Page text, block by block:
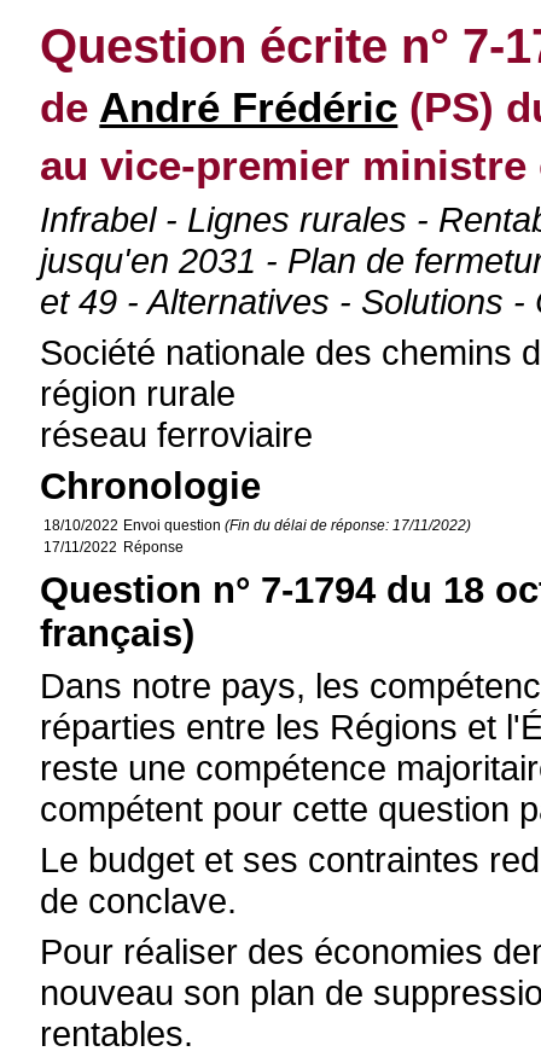
Question écrite n° 7-
de André Frédéric (PS)
au vice-premier
Infrabel - Lignes rurales -
jusqu'en 2031 - Plan de
et 49 - Alternatives - Solutions
Société nationale des chemins
région rurale
réseau ferroviaire
Chronologie
18/10/2022 Envoi question(Fin du délai de réponse: 17/11/2022)
17/11/2022 Réponse
Question n° 7-1794 du 18
français)
Dans notre pays, les
réparties entre les Régions et
reste une compétence
compétent pour cette question
Le budget et ses contraintes
de conclave.
Pour réaliser des économies
nouveau son plan de
rentables.